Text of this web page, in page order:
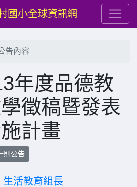
國小全球資訊網
告內容
年度品德教
徵稿暨發表
計畫
則公告
生活教育組長